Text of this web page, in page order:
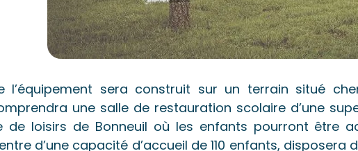
l’équipement sera construit sur un terrain situé
une salle de restauration scolaire d’une
de loisirs de Bonneuil où les enfants pourront être
d’une capacité d’accueil de 110 enfants,